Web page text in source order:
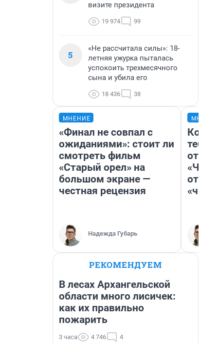
визите президента
19 974 99
5
«Не рассчитала силы»: 18-
летняя ужурка пыталась
успокоить трехмесячного
сына и убила его
18 436 38
МНЕНИЕ
«Финал не совпал с
ожиданиями»: стоит ли
смотреть фильм
«Старый орел» на
большом экране —
честная рецензия
Надежда Губарь
тебя
РЕКОМЕНДУЕМ
В лесах Архангельской
области много лисичек:
как их правильно
пожарить
3 часа 4 746 4